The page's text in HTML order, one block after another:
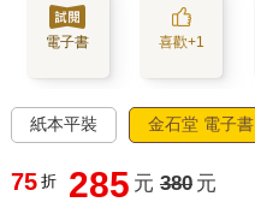
電子書 喜歡+1
紙本平裝 金石堂 電子書
75 折 285 元 380 元